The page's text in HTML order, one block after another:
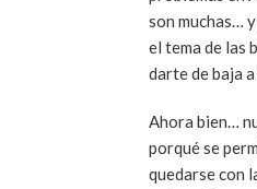
son muchas…
el tema de las
darte de baja
Ahora bien…
porqué se
quedarse con